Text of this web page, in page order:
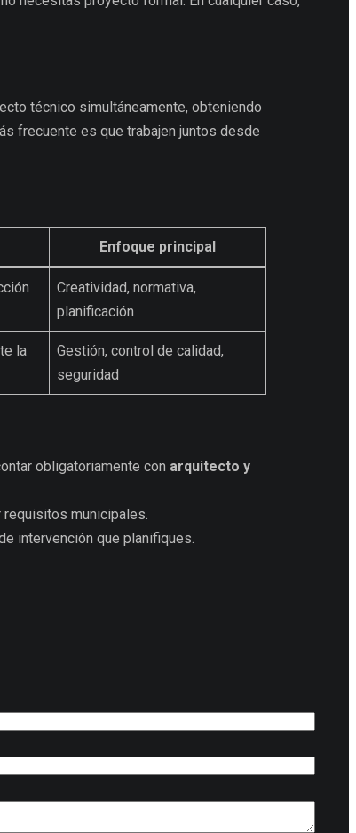
técnico simultáneamente, obteniendo
frecuente es que trabajen juntos desde
Enfoque principal
Creatividad, normativa,
planificación
la
Gestión, control de calidad,
seguridad
obligatoriamente con arquitecto y
requisitos municipales.
intervención que planifiques.